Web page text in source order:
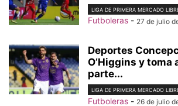
LIGA DE PRIMERA MERCADO
Futboleras - 27 de julio
Deportes
O’Higgins y toma
parte...
LIGA DE PRIMERA MERCADO
Futboleras - 26 de julio